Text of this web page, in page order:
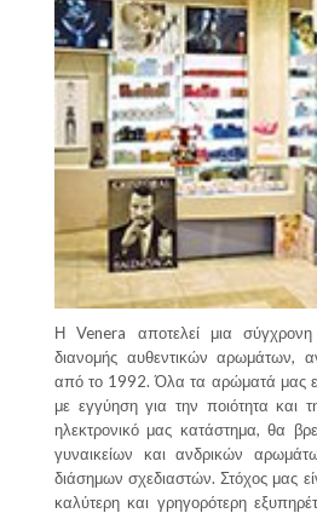
Η Venera αποτελεί μια σύγχρονη
διανομής αυθεντικών αρωμάτων,
από το 1992. Όλα τα αρώματά μας
με εγγύηση για την ποιότητα και
ηλεκτρονικό μας κατάστημα, θα
γυναικείων και ανδρικών
διάσημων σχεδιαστών. Στόχος μας
καλύτερη και γρηγορότερη